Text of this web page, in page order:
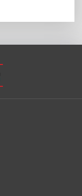
BİNAYA
KALANLAR